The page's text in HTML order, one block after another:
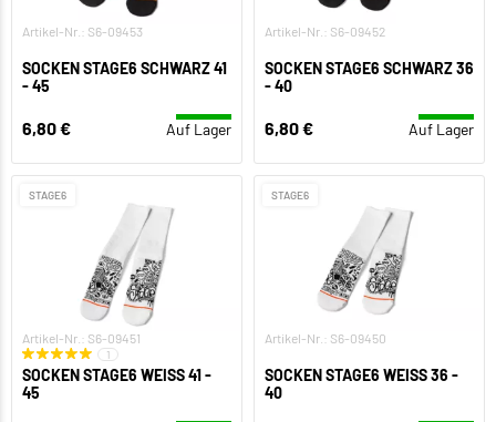
Artikel-Nr.: S6-09453
SOCKEN STAGE6 SCHWARZ 41
- 45
6,80 € Auf Lager
Artikel-Nr.: S6-09452
SOCKEN STAGE6 SCHWARZ 36
- 40
6,80 € Auf Lager
STAGE6
Artikel-Nr.: S6-09451
1
SOCKEN STAGE6 WEISS 41 - 4
5
STAGE6
Artikel-Nr.: S6-09450
SOCKEN STAGE6 WEISS 36 - 4
0